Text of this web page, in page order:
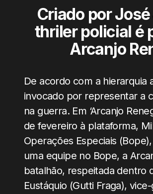
Criado por
thriler policial é
Arcanjo
De acordo com a hierarquia
invocado por representar a
na guerra. Em ‘Arcanjo
de fevereiro à plataforma,
Operações Especiais
uma equipe no Bope, a
batalhão, respeitada dentro
Eustáquio (Gutti Fraga),